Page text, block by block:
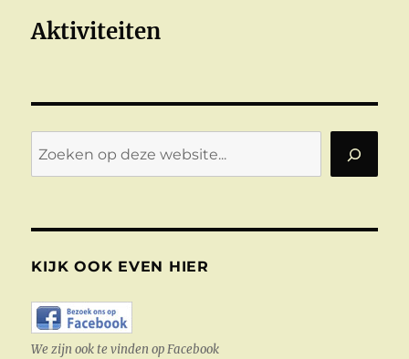
Aktiviteiten
KIJK OOK EVEN HIER
We zijn ook te vinden op Facebook